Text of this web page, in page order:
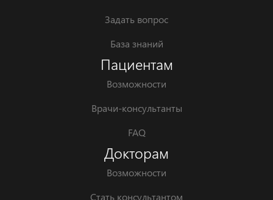
Задать вопрос
База знаний
Пациентам
Возможности
Врачи-консультанты
FAQ
Докторам
Возможности
Стать консультантом